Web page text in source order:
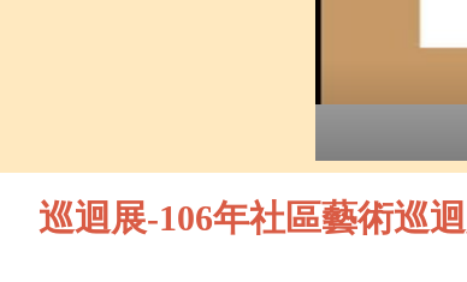
巡迴展-106年社區藝術巡